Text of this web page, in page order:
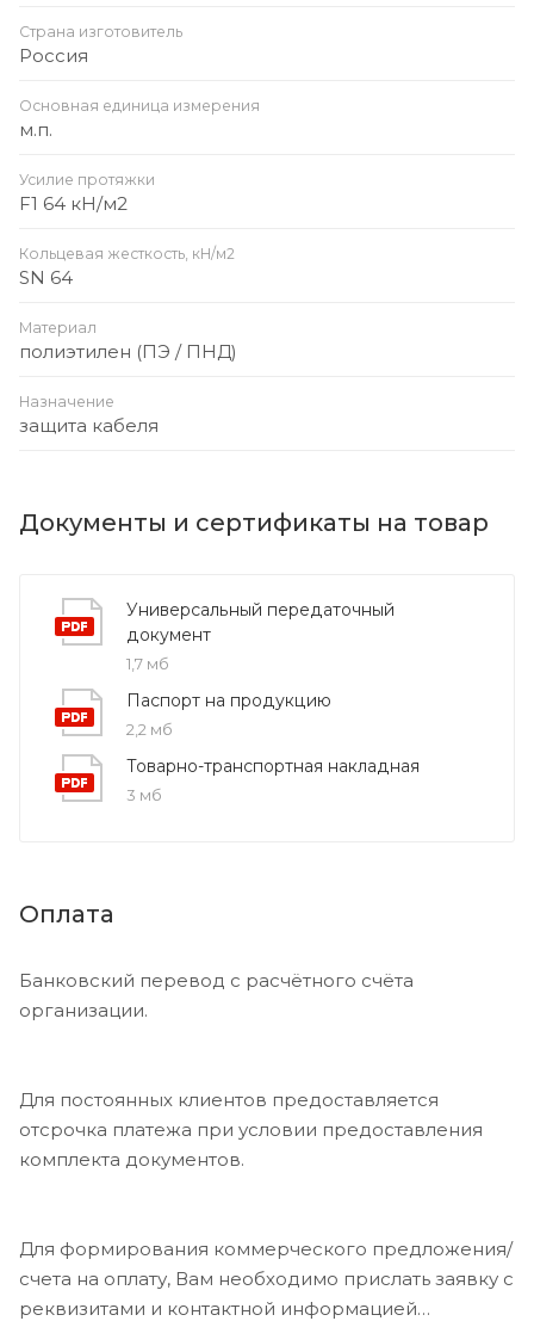
Страна изготовитель
Россия
Основная единица измерения
м.п.
Усилие протяжки
F1 64 кН/м2
Кольцевая жесткость, кН/м2
SN 64
Материал
полиэтилен (ПЭ / ПНД)
Назначение
защита кабеля
Документы и сертификаты на товар
Универсальный передаточный
документ
1,7 мб
Паспорт на продукцию
2,2 мб
Товарно-транспортная накладная
3 мб
Оплата
Банковский перевод с расчётного счёта
организации.
Для постоянных клиентов предоставляется
отсрочка платежа при условии предоставления
комплекта документов.
Для формирования коммерческого предложения/
счета на оплату, Вам необходимо прислать заявку с
реквизитами и контактной информацией